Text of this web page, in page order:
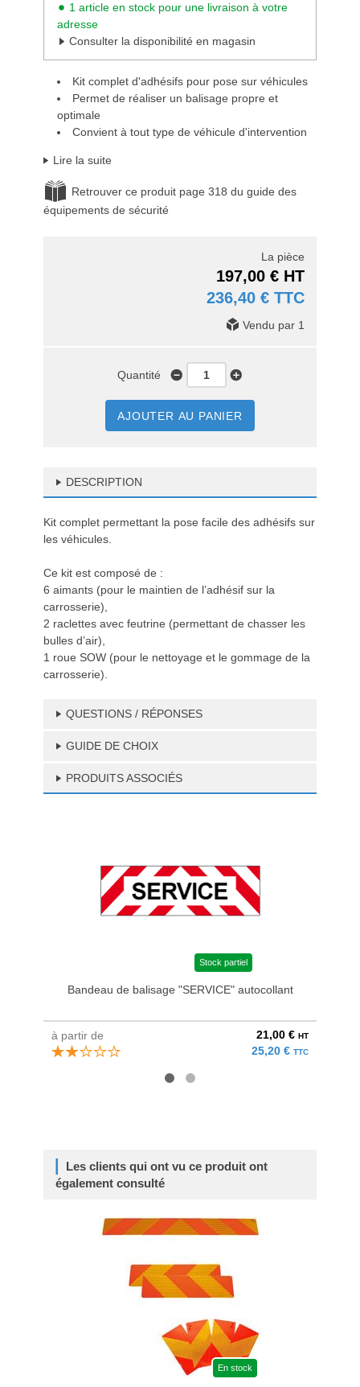
1 article en stock pour une livraison à votre
adresse
Consulter la disponibilité en magasin
Kit complet d'adhésifs pour pose sur véhicules
Permet de réaliser un balisage propre et
optimale
Convient à tout type de véhicule d'intervention
Lire la suite
Retrouver ce produit page 318 du guide des
équipements de sécurité
La pièce
197,00 € HT
236,40 € TTC
Vendu par 1
Quantité
AJOUTER AU PANIER
DESCRIPTION
Kit complet permettant la pose facile des adhésifs sur
les véhicules.
Ce kit est composé de :
6 aimants (pour le maintien de l’adhésif sur la
carrosserie),
2 raclettes avec feutrine (permettant de chasser les
bulles d’air),
1 roue SOW (pour le nettoyage et le gommage de la
carrosserie).
QUESTIONS / RÉPONSES
GUIDE DE CHOIX
PRODUITS ASSOCIÉS
Stock partiel
Bandeau de balisage "SERVICE" autocollant
à partir de 21,00 € HT
25,20 € TTC
Les clients qui ont vu ce produit ont
également consulté
En stock